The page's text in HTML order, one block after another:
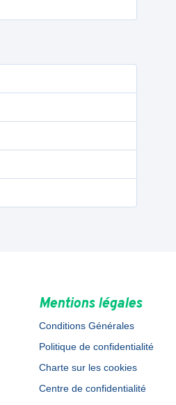
Mentions légales
Conditions Générales
Politique de confidentialité
Charte sur les cookies
Centre de confidentialité